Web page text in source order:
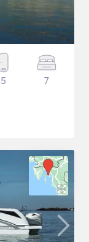
5 7